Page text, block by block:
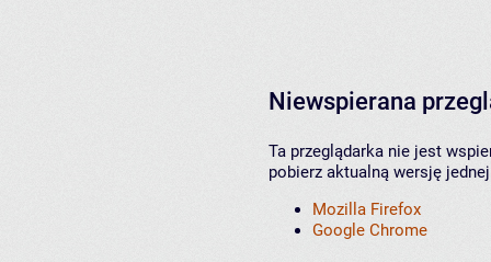
Niewspierana
Ta przeglądarka nie jest
pobierz aktualną wersję
Mozilla Firefox
Google Chrome